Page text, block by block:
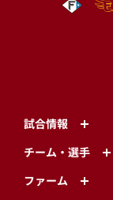
試合情報
チーム・選手
ファーム